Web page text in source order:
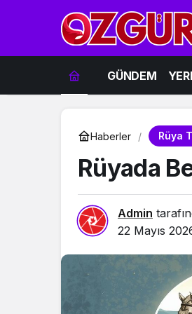
GÜNDEM
Haberler Rüya
Rüyada
Admin
22 Mayıs